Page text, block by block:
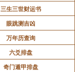
三生三世财运书
眼跳测吉凶
万年历查询
六爻排盘
奇门遁甲排盘